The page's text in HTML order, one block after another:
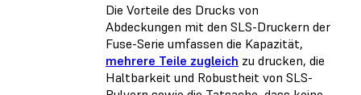
Die Vorteile des Drucks von
Abdeckungen mit den SLS-Druckern der
Fuse-Serie umfassen die Kapazität,
mehrere Teile zugleich zu drucken, die
Haltbarkeit und Robustheit von SLS-